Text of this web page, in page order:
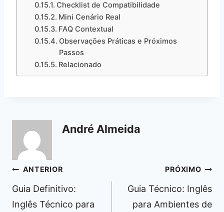
Checklist de Compatibilidade
Mini Cenário Real
FAQ Contextual
Observações Práticas e Próximos
Passos
Relacionado
André Almeida
Navegação
de
Post
ANTERIOR
Guia Definitivo:
Inglês Técnico para
PRÓXIMO
Guia Técnico: Inglês
para Ambientes de